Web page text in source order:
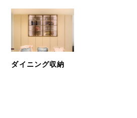
ダイニング収納